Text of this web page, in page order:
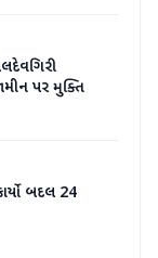
પર મુક્તિ
બદલ 24